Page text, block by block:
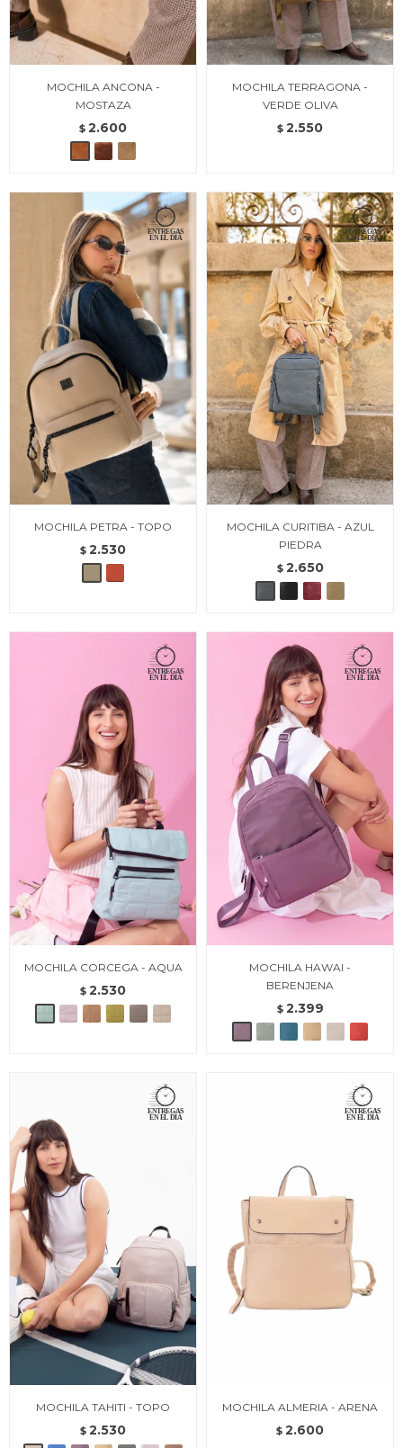
MOCHILA ANCONA -
MOSTAZA
$ 2.600
MOCHILA TERRAGONA -
VERDE OLIVA
$ 2.550
MOCHILA PETRA - TOPO
$ 2.530
MOCHILA CURITIBA - AZUL
PIEDRA
$ 2.650
MOCHILA CORCEGA - AQUA
$ 2.530
MOCHILA HAWAI -
BERENJENA
$ 2.399
MOCHILA TAHITI - TOPO
$ 2.530
MOCHILA ALMERIA - ARENA
$ 2.600